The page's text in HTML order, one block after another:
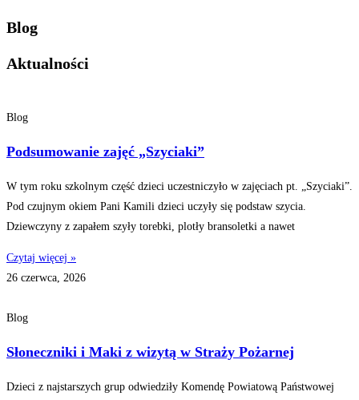
Blog
Aktualności
Blog
Podsumowanie zajęć „Szyciaki”
W tym roku szkolnym część dzieci uczestniczyło w zajęciach pt. „Szyciaki”.
Pod czujnym okiem Pani Kamili dzieci uczyły się podstaw szycia.
Dziewczyny z zapałem szyły torebki, plotły bransoletki a nawet
Czytaj więcej »
26 czerwca, 2026
Blog
Słoneczniki i Maki z wizytą w Straży Pożarnej
Dzieci z najstarszych grup odwiedziły Komendę Powiatową Państwowej